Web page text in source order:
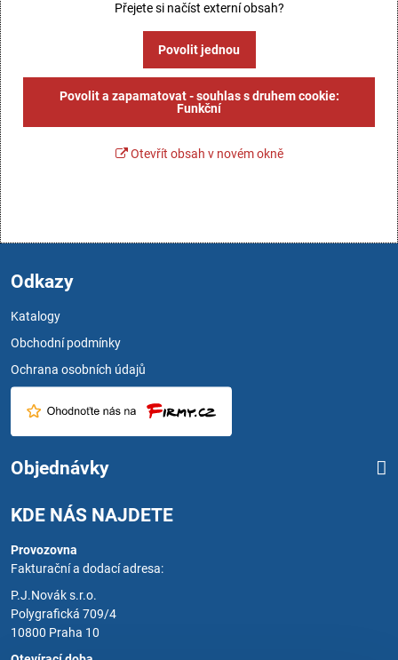
Přejete si načíst externí obsah?
Povolit jednou
Povolit a zapamatovat - souhlas s druhem cookie:
Funkční
Otevřít obsah v novém okně
Odkazy
Katalogy
Obchodní podmínky
Ochrana osobních údajů
Objednávky
KDE NÁS NAJDETE
Provozovna
Fakturační a dodací adresa:
P.J.Novák s.r.o.
Polygrafická 709/4
10800 Praha 10